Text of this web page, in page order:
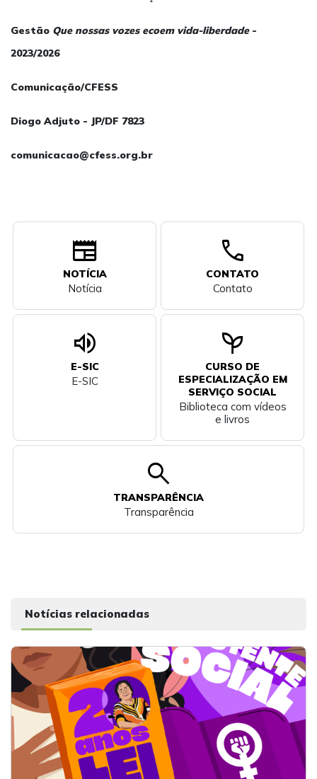
Gestão Que nossas vozes ecoem vida-liberdade-
2023/2026
Comunicação/CFESS
Diogo Adjuto - JP/DF 7823
comunicacao@cfess.org.br
newspaper
NOTÍCIA
Notícia
call
CONTATO
Contato
volume_up
E-SIC
E-SIC
psychiatry
CURSO DE
ESPECIALIZAÇÃO EM
SERVIÇO SOCIAL
Biblioteca com vídeos
e livros
search
TRANSPARÊNCIA
Transparência
Notícias relacionadas